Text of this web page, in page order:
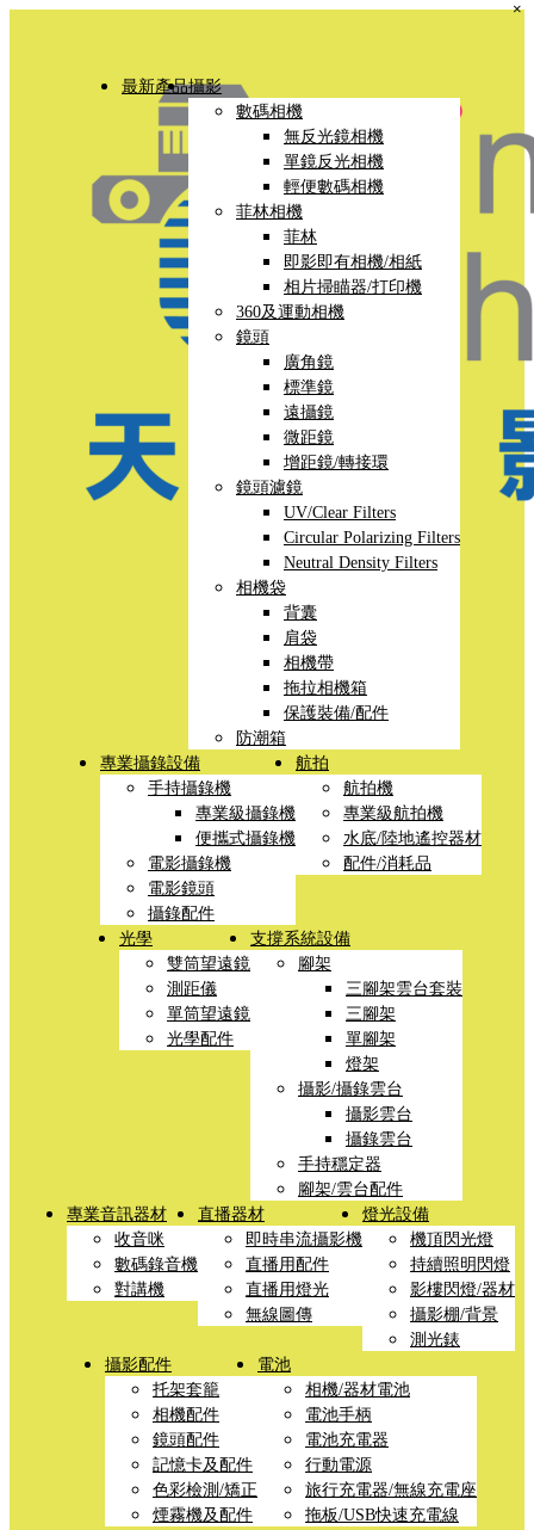
最新產品攝影
數碼相機
無反光鏡相機
單鏡反光相機
輕便數碼相機
菲林相機
菲林
即影即有相機/相紙
相片掃瞄器/打印機
360及運動相機
鏡頭
廣角鏡
標準鏡
遠攝鏡
微距鏡
增距鏡/轉接環
鏡頭濾鏡
UV/Clear Filters
Circular Polarizing Filters
Neutral Density Filters
相機袋
背囊
肩袋
相機帶
拖拉相機箱
保護裝備/配件
防潮箱
專業攝錄設備
手持攝錄機
專業級攝錄機
便攜式攝錄機
電影攝錄機
電影鏡頭
攝錄配件
航拍
航拍機
專業級航拍機
水底/陸地遙控器材
配件/消耗品
光學
雙筒望遠鏡
測距儀
單筒望遠鏡
光學配件
支撐系統設備
腳架
三腳架雲台套裝
三腳架
單腳架
燈架
攝影/攝錄雲台
攝影雲台
攝錄雲台
手持穩定器
腳架/雲台配件
專業音訊器材
收音咪
數碼錄音機
對講機
直播器材
即時串流攝影機
直播用配件
直播用燈光
無線圖傳
燈光設備
機頂閃光燈
持續照明閃燈
影樓閃燈/器材
攝影棚/背景
測光錶
攝影配件
托架套籠
相機配件
鏡頭配件
記憶卡及配件
色彩檢測/矯正
煙霧機及配件
電池
相機/器材電池
電池手柄
電池充電器
行動電源
旅行充電器/無線充電座
拖板/USB快速充電線
×